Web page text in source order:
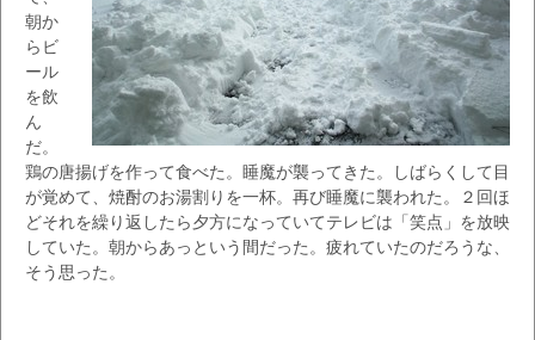
朝か
らビ
ール
を飲
ん
だ。
鶏の唐揚げを作って食べた。睡魔が襲ってきた。しばらくして目
が覚めて、焼酎のお湯割りを一杯。再び睡魔に襲われた。２回ほ
どそれを繰り返したら夕方になっていてテレビは「笑点」を放映
していた。朝からあっという間だった。疲れていたのだろうな、
そう思った。